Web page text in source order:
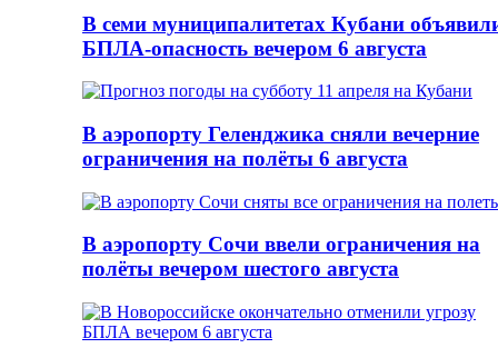
В семи муниципалитетах Кубани
БПЛА-опасность вечером 6 августа
В аэропорту Геленджика сняли вечерние
ограничения на полёты 6 августа
В аэропорту Сочи ввели ограничения на
полёты вечером шестого августа